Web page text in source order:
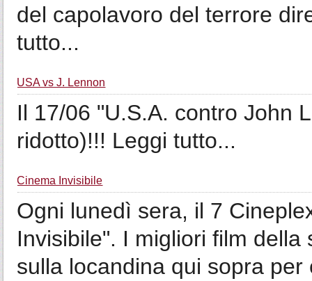
del capolavoro del terrore
tutto...
USA vs J. Lennon
Il 17/06 "U.S.A. contro John
ridotto)!!! Leggi tutto...
Cinema Invisibile
Ogni lunedì sera, il 7
Invisibile". I migliori film
sulla locandina qui sopra